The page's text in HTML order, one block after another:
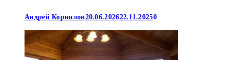
Андрей Корнилов20.06.202622.11.20250